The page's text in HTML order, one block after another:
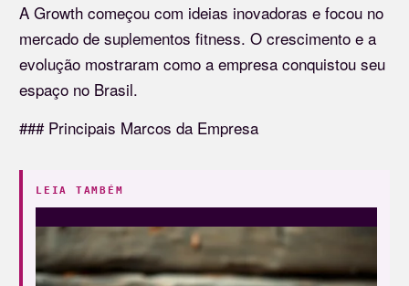
A Growth começou com ideias inovadoras e focou no
mercado de suplementos fitness. O crescimento e a
evolução mostraram como a empresa conquistou seu
espaço no Brasil.
### Principais Marcos da Empresa
LEIA TAMBÉM